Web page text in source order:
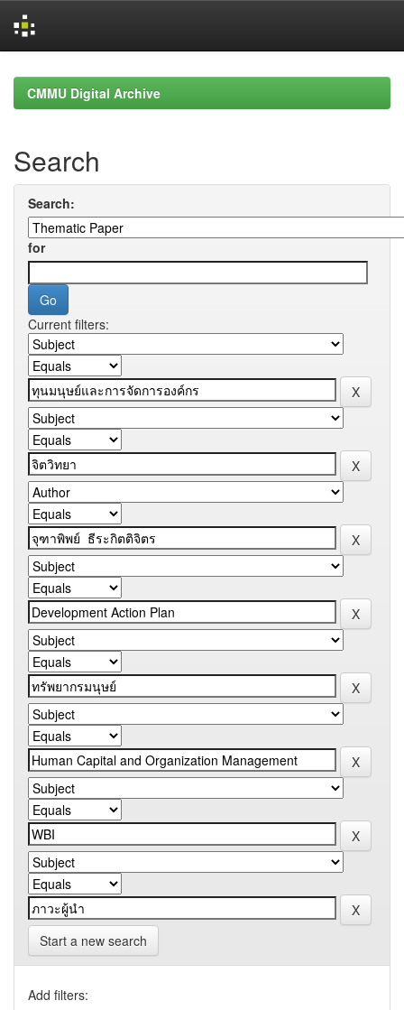
navigationCMMU Digital Archive
Search
Search:
for
Current filters:
Start a new search
Add filters: